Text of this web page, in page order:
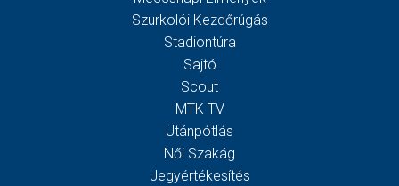
Szurkolói Kezdőrúgás
Stadiontúra
Sajtó
Scout
MTK TV
Utánpótlás
Női Szakág
Jegyértékesítés